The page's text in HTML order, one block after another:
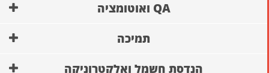
QA ואוטומציה
תמיכה
הנדסת חשמל ואלקטרוניקה